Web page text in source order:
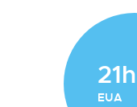
21h
EUA